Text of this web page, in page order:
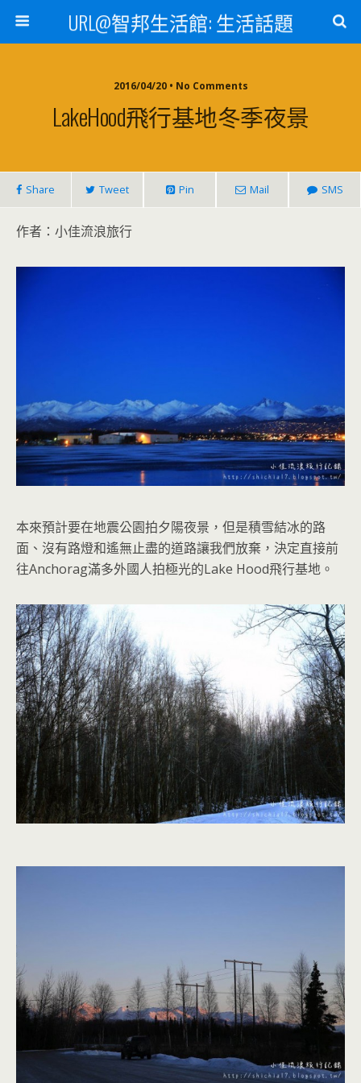
URL@智邦生活館: 生活話題
2016/04/20 • No Comments
LakeHood飛行基地冬季夜景
Share Tweet Pin Mail SMS
作者：小佳流浪旅行
本來預計要在地震公園拍夕陽夜景，但是積雪結冰的路
面、沒有路燈和遙無止盡的道路讓我們放棄，決定直接前
往Anchorag滿多外國人拍極光的Lake Hood飛行基地。